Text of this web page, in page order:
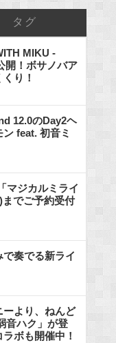
タグ
MIKU -
開！ボサノバア
り！
12.0のDay2ヘ
feat. 初音ミ
マジカルミライ
までご予約受付
奏でる新ライ
ーより、ねんど
音ハク」が登
ボも開催中！